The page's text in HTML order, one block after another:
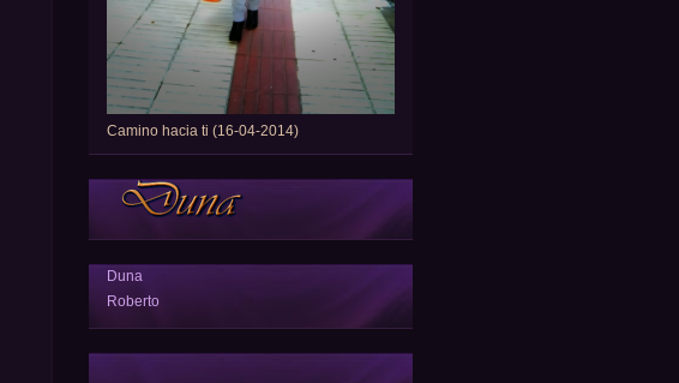
Camino hacia ti (16-04-2014)
Duna
Roberto